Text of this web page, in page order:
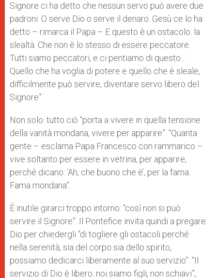
Signore ci ha detto che nessun servo può avere due
padroni. O serve Dio o serve il denaro. Gesù ce lo ha
detto – rimarca il Papa – E questo è un ostacolo: la
slealtà. Che non è lo stesso di essere peccatore.
Tutti siamo peccatori, e ci pentiamo di questo…
Quello che ha voglia di potere e quello che è sleale,
difficilmente può servire, diventare servo libero del
Signore”.
Non solo: tutto ciò “porta a vivere in quella tensione
della vanità mondana, vivere per apparire”. “Quanta
gente – esclama Papa Francesco con rammarico –
vive soltanto per essere in vetrina, per apparire,
perché dicano: ‘Ah, che buono che è’, per la fama.
Fama mondana”.
È inutile girarci troppo intorno: “così non si può
servire il Signore”. Il Pontefice invita quindi a pregare
Dio per chiedergli “di togliere gli ostacoli perché
nella serenità, sia del corpo sia dello spirito,
possiamo dedicarci liberamente al suo servizio”. “Il
servizio di Dio è libero: noi siamo figli, non schiavi”,